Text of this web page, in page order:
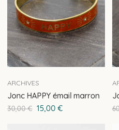
ARCHIVES
Jonc HAPPY émail marron
30,00€ 15,00 €